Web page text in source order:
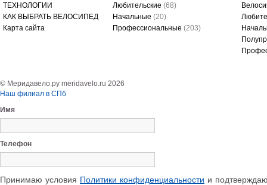
ТЕХНОЛОГИИ
КАК ВЫБРАТЬ ВЕЛОСИПЕД
Карта сайта
Любительские (68)
Начальные (20)
Профессиональные (203)
© Меридавело.ру meridavelo.ru 2026
Наш филиал в СПб
Имя
Телефон
Принимаю условия Политики конфиденциальности и